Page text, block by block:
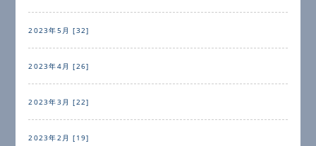
2023年5月 [32]
2023年4月 [26]
2023年3月 [22]
2023年2月 [19]